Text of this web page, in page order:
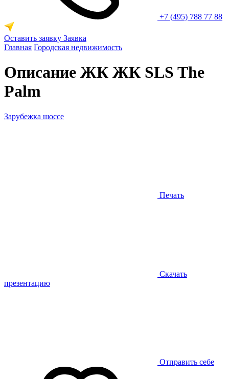
+7 (495) 788 77 88
Оставить заявку Заявка
Главная Городская недвижимость
Описание ЖК ЖК SLS The
Palm
Зарубежка шоссе
Печать
Скачать
презентацию
Отправить себе